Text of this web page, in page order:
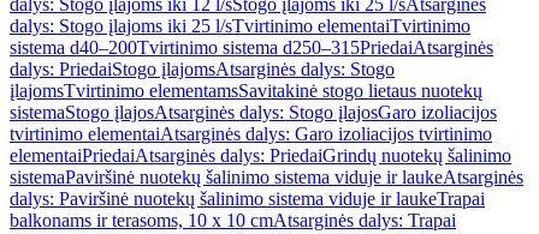
dalys: Stogo įlajoms iki 12 l/sStogo įlajoms iki 25 l/sAtsarginės
dalys: Stogo įlajoms iki 25 l/sTvirtinimo elementaiTvirtinimo
sistema d40–200Tvirtinimo sistema d250–315PriedaiAtsarginės
dalys: PriedaiStogo įlajomsAtsarginės dalys: Stogo
įlajomsTvirtinimo elementamsSavitakinė stogo lietaus nuotekų
sistemaStogo įlajosAtsarginės dalys: Stogo įlajosGaro izoliacijos
tvirtinimo elementaiAtsarginės dalys: Garo izoliacijos tvirtinimo
elementaiPriedaiAtsarginės dalys: PriedaiGrindų nuotekų šalinimo
sistemaPaviršinė nuotekų šalinimo sistema viduje ir laukeAtsarginės
dalys: Paviršinė nuotekų šalinimo sistema viduje ir laukeTrapai
balkonams ir terasoms, 10 x 10 cmAtsarginės dalys: Trapai